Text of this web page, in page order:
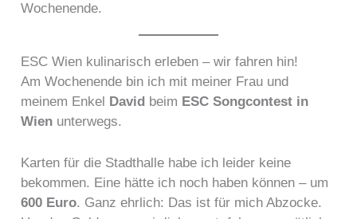
Wochenende.
ESC Wien kulinarisch erleben – wir fahren hin!
Am Wochenende bin ich mit meiner Frau und
meinem Enkel
David beim ESC Songcontest in
Wien unterwegs.
Karten für die Stadthalle habe ich leider keine
bekommen. Eine hätte ich noch haben können – um
600 Euro. Ganz ehrlich: Das ist für mich Abzocke.